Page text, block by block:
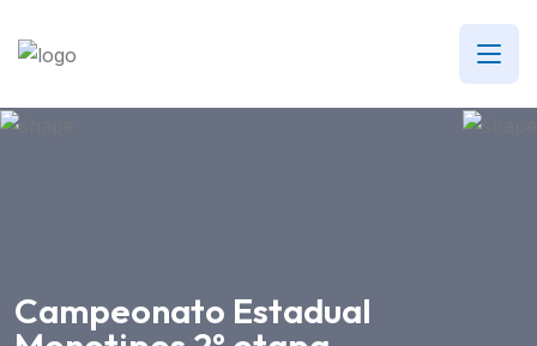
Campeonato Estadual